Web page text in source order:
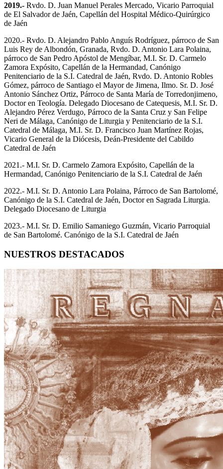
2019.- Rvdo. D. Juan Manuel Perales Mercado, Vicario Parroquial
de El Salvador de Jaén, Capellán del Hospital Médico-Quirúrgico
de Jaén
2020.- Rvdo. D. Alejandro Pablo Anguís Rodríguez, párroco de San
Luis Rey de Albondón, Granada, Rvdo. D. Antonio Lara Polaina,
párroco de San Pedro Apóstol de Mengíbar, M.I. Sr. D. Carmelo
Zamora Expósito, Capellán de la Hermandad, Canónigo
Penitenciario de la S.I. Catedral de Jaén, Rvdo. D. Antonio Robles
Gómez, párroco de Santiago el Mayor de Jimena, Ilmo. Sr. D. José
Antonio Sánchez Ortiz, Párroco de Santa María de Torredonjimeno,
Doctor en Teología. Delegado Diocesano de Catequesis, M.I. Sr. D.
Alejandro Pérez Verdugo, Párroco de la Santa Cruz y San Felipe
Neri de Málaga, Canónigo de Liturgia y Penitenciario de la S.I.
Catedral de Málaga, M.I. Sr. D. Francisco Juan Martínez Rojas,
Vicario General de la Diócesis, Deán-Presidente del Cabildo
Catedral de Jaén
2021.- M.I. Sr. D. Carmelo Zamora Expósito, Capellán de la
Hermandad, Canónigo Penitenciario de la S.I. Catedral de Jaén
2022.- M.I. Sr. D. Antonio Lara Polaina, Párroco de San Bartolomé,
Canónigo de la S.I. Catedral de Jaén, Doctor en Sagrada Liturgia.
Delegado Diocesano de Liturgia
2023.- M.I. Sr. D. Emilio Samaniego Guzmán, Vicario Parroquial
de San Bartolomé. Canónigo de la S.I. Catedral de Jaén
NUESTROS DESTACADOS